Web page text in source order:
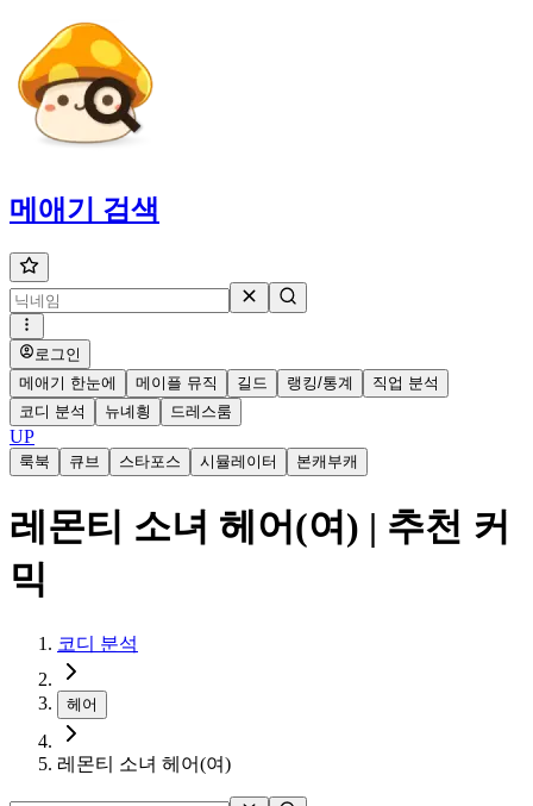
메애기 검색
로그인
메애기 한눈에
메이플 뮤직 길드 랭킹/통계
직업 분석
코디 분석
뉴녜힁 드레스룸
UP
룩북 큐브 스타포스 시뮬레이터 본캐부캐
레몬티 소녀 헤어(여) | 추천 커
믹
코디 분석
헤어
레몬티 소녀 헤어(여)